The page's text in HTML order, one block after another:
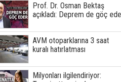
Prof. Dr. Osman Bektaş
açıkladı: Deprem de göç
AVM otoparklarına 3 saat
kuralı hatırlatması
Milyonları ilgilendiriyor: